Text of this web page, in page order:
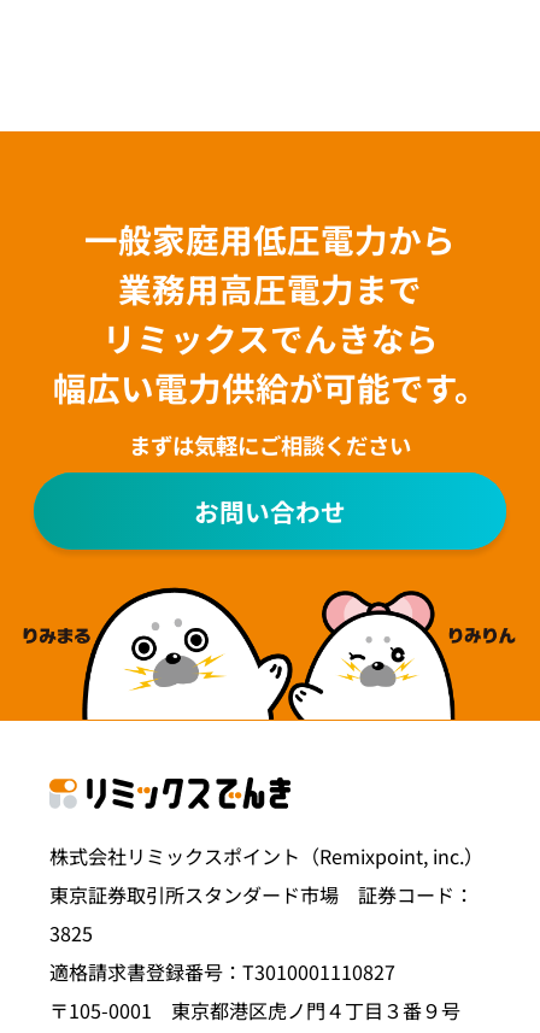
一般家庭用低圧電力から
業務用高圧電力まで
リミックスでんきなら
幅広い電力供給が可能です。
まずは気軽にご相談ください
お問い合わせ
株式会社リミックスポイント（Remixpoint, inc.）
東京証券取引所スタンダード市場 証券コード：
3825
適格請求書登録番号：T3010001110827
〒105-0001 東京都港区虎ノ門４丁目３番９号